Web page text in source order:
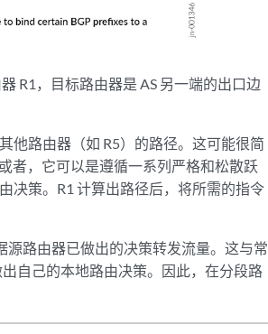
R1，目标路由器是 AS 另一端的出口边
他路由器（如 R5）的路径。这可能很简
者，它可以是遵循一系列严格和松散跃
决策。R1 计算出路径后，将所需的指令
路由器已做出的决策转发流量。这与常
自己的本地路由决策。因此，在分段路